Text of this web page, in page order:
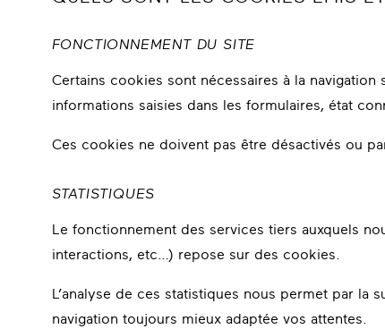
FONCTIONNEMENT DU SITE
Certains cookies sont nécessaires à la
informations saisies dans les formulaires, état
Ces cookies ne doivent pas être désactivés ou
STATISTIQUES
Le fonctionnement des services tiers auxquels
interactions, etc…) repose sur des cookies.
L’analyse de ces statistiques nous permet par
navigation toujours mieux adaptée vos attentes.